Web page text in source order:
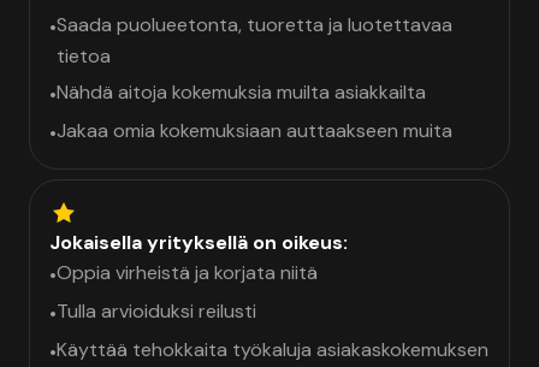
•Saada puolueetonta, tuoretta ja luotettavaa
tietoa
•Nähdä aitoja kokemuksia muilta asiakkailta
•Jakaa omia kokemuksiaan auttaakseen muita
Jokaisella yrityksellä on oikeus:
•Oppia virheistä ja korjata niitä
•Tulla arvioiduksi reilusti
•Käyttää tehokkaita työkaluja asiakaskokemuksen